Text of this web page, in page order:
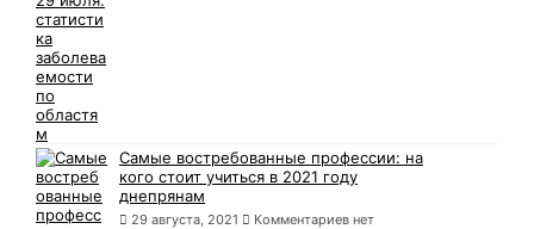
Самые востребованные профессии: на
кого стоит учиться в 2021 году
днепрянам
29 августа, 2021 Комментариев нет